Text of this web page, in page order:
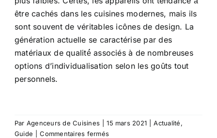
être cachés dans les cuisines modernes, mais ils
sont souvent de véritables icônes de design. La
génération actuelle se caractérise par des
matériaux de qualité́ associés à de nombreuses
options d’individualisation selon les goûts tout
personnels.
Par Agenceurs de Cuisines 15 mars 2021 Actualité,
Guide
Commentaires ferméssur